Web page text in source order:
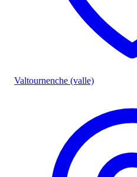
Valtournenche (valle)